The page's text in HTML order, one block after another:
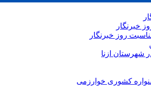
خبرنگار
روز خبرنگار
شهرستان ازنا
کشوری خوارزمی